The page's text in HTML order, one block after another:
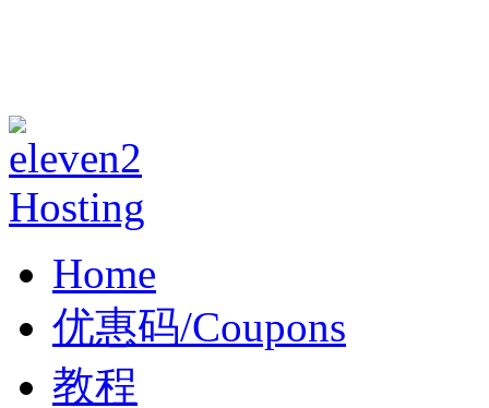
Home
优惠码/Coupons
教程